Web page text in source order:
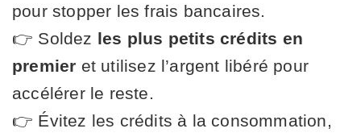
pour stopper les frais bancaires.
👉 Soldez les plus petits crédits en
premier et utilisez l’argent libéré pour
accélérer le reste.
👉 Évitez les crédits à la consommation,